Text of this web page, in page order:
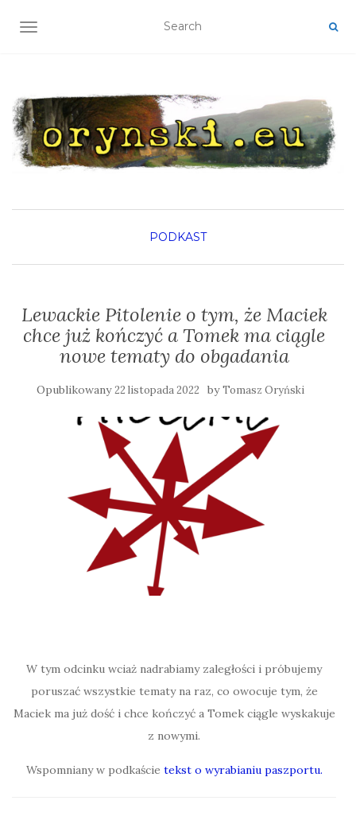
TOGGLE NAVIGATION
PODKAST
Lewackie Pitolenie o tym, że Maciek
chce już kończyć a Tomek ma ciągle
nowe tematy do obgadania
Opublikowany22 listopada 2022 byTomasz Oryński
W tym odcinku wciaż nadrabiamy zaległości i próbujemy
poruszać wszystkie tematy na raz, co owocuje tym, że
Maciek ma już dość i chce kończyć a Tomek ciągle wyskakuje
z nowymi.
Wspomniany w podkaście tekst o wyrabianiu paszportu.